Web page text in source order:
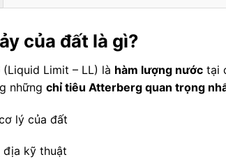
của đất là gì?
(Liquid Limit – LL) là hàm lượng nước tại
những chỉ tiêu Atterberg quan trọng
lý của đất
địa kỹ thuật